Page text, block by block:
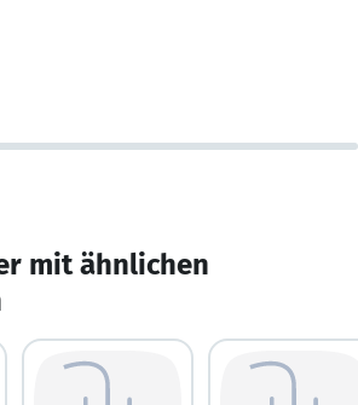
mit ähnlichen